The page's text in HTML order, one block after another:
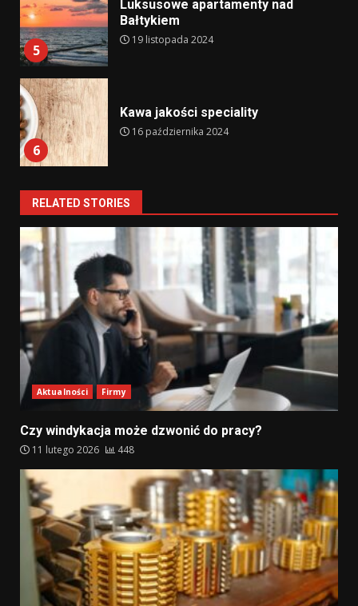
5
Luksusowe apartamenty nad
Bałtykiem
19 listopada 2024
6
Kawa jakości speciality
16 października 2024
RELATED STORIES
Aktualności Firmy
Czy windykacja może dzwonić do pracy?
11 lutego 2026 448